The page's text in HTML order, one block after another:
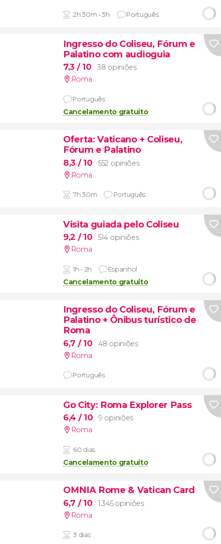
2h 30m - 3h Português
Ingresso do Coliseu, Fórum e
Palatino com audioguia
7,3 / 10
38 opiniões
Roma
Português
Cancelamento gratuito
Oferta: Vaticano + Coliseu,
Fórum e Palatino
8,3 / 10
552 opiniões
Roma
7h 30m Português
Visita guiada pelo Coliseu
9,2 / 10
514 opiniões
Roma
1h - 2h Espanhol
Cancelamento gratuito
Ingresso do Coliseu, Fórum e
Palatino + Ônibus turístico de
Roma
6,7 / 10
48 opiniões
Roma
Português
Go City: Roma Explorer Pass
6,4 / 10
9 opiniões
Roma
60 dias
Cancelamento gratuito
OMNIA Rome & Vatican Card
6,7 / 10
1.345 opiniões
Roma
3 dias